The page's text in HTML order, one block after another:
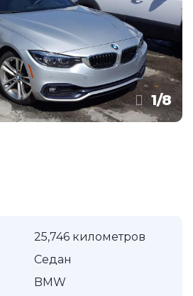
1/8
25,746 километров
Седан
BMW